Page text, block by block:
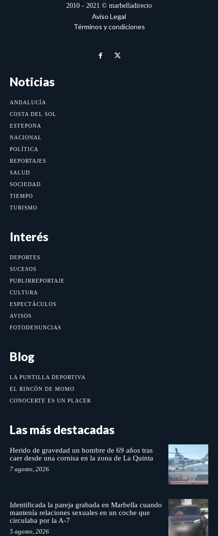
2010 - 2021 © marbelladirecto
Aviso Legal
Términos y condiciones
Noticias
ANDALUCÍA
COSTA DEL SOL
ESTEPONA
NACIONAL
POLÍTICA
REPORTAJES
SALUD
SOCIEDAD
TIEMPO
TURISMO
Interés
DEPORTES
SUCESOS
PUBLIRREPORTAJE
CULTURA
ESPECTÁCULOS
AVISOS
FOTODENUNCIAS
Blog
LA PUNTILLA DEPORTIVA
EL RINCÓN DE MOMO
CONOCERTE ES UN PLACER
Las más destacadas
Herido de gravedad un hombre de 69 años tras
caer desde una cornisa en la zona de La Quinta
7 agosto, 2026
Identificada la pareja grabada en Marbella cuando
mantenía relaciones sexuales en un coche que
circulaba por la A-7
5 agosto, 2026